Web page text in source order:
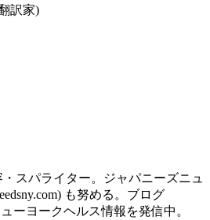
訳家)
スパライター。ジャパニーズニュ
も努める。ブログ
ーヨークヘルス情報を発信中。